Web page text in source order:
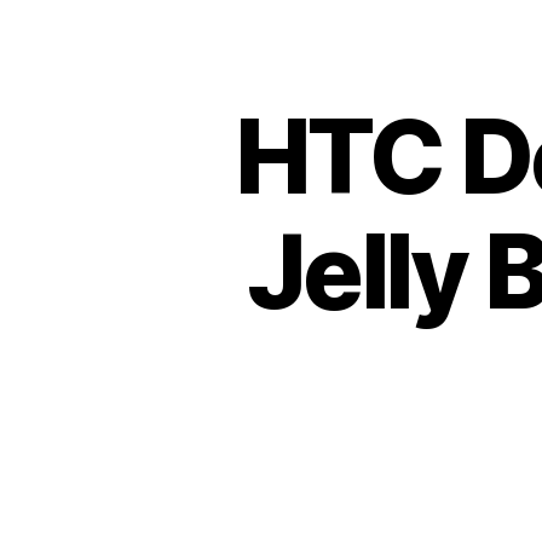
HTC
Jelly